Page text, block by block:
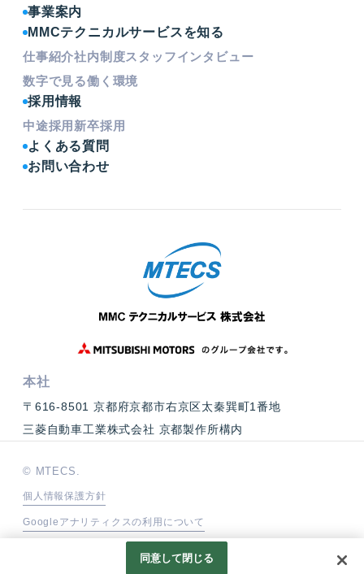
本社
〒616-8501 京都府京都市右京区太秦巽町1番地
三菱自動車工業株式会社 京都製作所構内
事業案内
MMCテクニカルサービスを知る
仕事紹介社内制度スタッフインタビュー
数字で見る働く環境
採用情報
中途採用 新卒採用
よくある質問
お問い合わせ
© MTECS.
個人情報保護方針
Googleアナリティクスの利用について
同意して閉じる